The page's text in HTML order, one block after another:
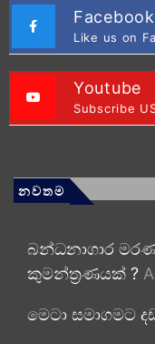
Facebook
Like us on
Youtube
Subscribe
නවතම
බන්ධනාගාර
කුමන්ත්‍රණයක් ?
මෙටා සමාගමට